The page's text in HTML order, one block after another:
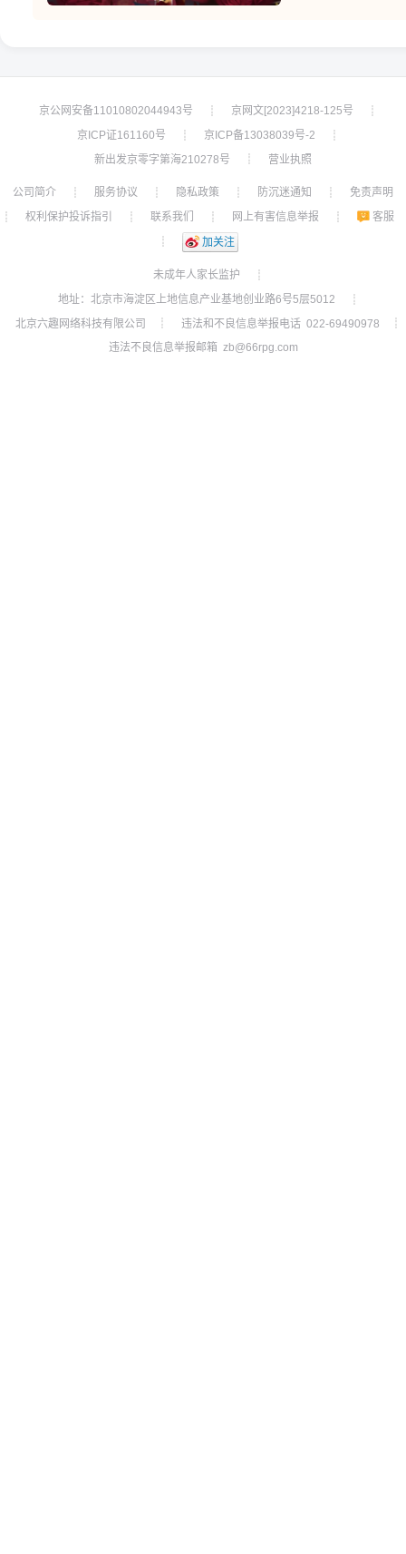
京公网安备11010802044943号 ┊ 京网文[2023]4218-125号
┊
京ICP证161160号
┊ 京ICP备13038039号-2
┊
新出发京零字第海210278号
┊ 营业执照
公司简介 ┊ 服务协议 ┊ 隐私政策 ┊ 防沉迷通知 ┊
免责声明
┊
权利保护投诉指引 ┊ 联系我们 ┊ 网上有害信息举报 ┊
客服
┊
加关注
未成年人家长监护
┊
地址：北京市海淀区上地信息产业基地创业路6号5层5012
┊
北京六趣网络科技有限公司
┊ 违法和不良信息举报电话 022-69490978
┊
违法不良信息举报邮箱 zb@66rpg.com